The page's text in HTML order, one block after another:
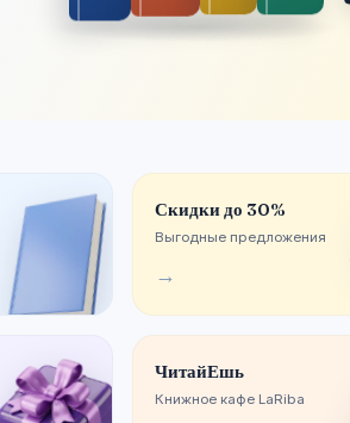
Скидки до 30%
Выгодные предложения
→
ЧитайЕшь
Книжное кафе LaRiba